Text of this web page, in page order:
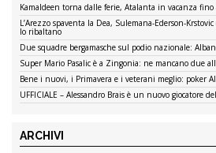
Kamaldeen torna dalle ferie, Atalanta in vacanza
L’Arezzo spaventa la Dea, Sulemana-Ederson-
lo ribaltano
Due squadre bergamasche sul podio nazionale:
Super Mario Pasalic è a Zingonia: ne mancano due
Bene i nuovi, i Primavera e i veterani meglio: poker
UFFICIALE – Alessandro Brais è un nuovo giocatore
ARCHIVI